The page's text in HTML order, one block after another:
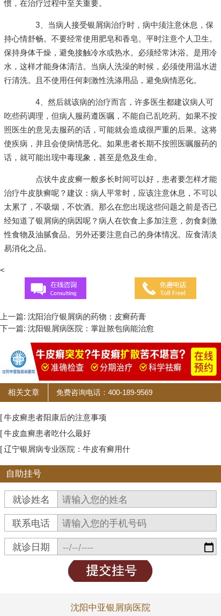
惯，在治疗过程中至关重要。
3、当病人接受银屑病治疗时，病中须注意休息，保
持心情舒畅。不要经常使用肥皂和香皂。平时注意个人卫生。
保持身体干燥，避免接触冷水或热水。必须经常沐浴。是用冷
水，这样才能身体清洁。当病人洗澡的时候，必须使用温水进
行清洗。且不使用任何刺激性洗涤用品，避免病情恶化。
4、然后就该病的治疗而言，许多医生都建议病人可
吃些药调理，但病人服药遵医嘱，不能自己乱吃药。如果不按
照医生的意见去服药的话，可能就会造成很严重的后果。这将
使疾病，并且会使病情恶化。如果患者长期不按照医嘱服药的
话，就可能出现中毒现象，甚至是危及生命。
点状牛皮皮癣一般多长时间可以好，患者要怎样才能
治疗牛皮肤癣呢？建议：病人平常时，应该注意休息，不可以
太累了，不吸烟，不饮酒。那么在您出现这些问题之前是否已
经知道了银屑病的病因呢？病人在饮食上多加注意，勿食刺激
性食物及油腻食品。另外还要注意自己的身体情况。应食清淡
易消化之品。
<
上一篇: 沈阳治疗银屑病的药物：皮癣药膏
下一篇: 沈阳银屑病医院：掌趾脓包病能治愈
相关文章 免费咨询电话：400-189-9569
[ 牛皮癣患者阳康后的注意事项
[ 牛皮血癣患者吃什么最好
[ 辽宁银屑病专业医院：牛皮有癣用什
自助挂号
就诊姓名
联系电话
就诊日期
沈阳中亚银屑病医院